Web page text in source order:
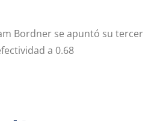
Bordner se apuntó su tercer
a 0.68